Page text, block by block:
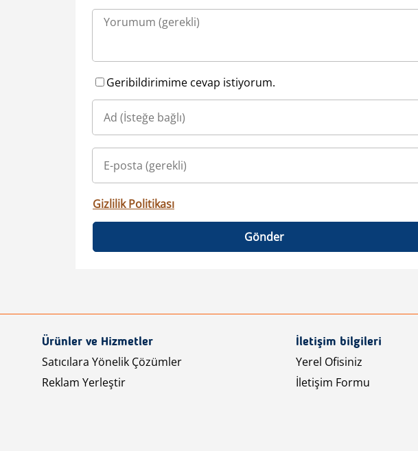
Geribildirimime cevap istiyorum.
Gizlilik Politikası
Gönder
Ürünler ve Hizmetler
Satıcılara Yönelik Çözümler
Reklam Yerleştir
İletişim bilgileri
Yerel Ofisiniz
İletişim Formu